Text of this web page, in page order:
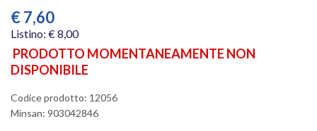
€7,60
Listino: € 8,00
PRODOTTO MOMENTANEAMENTE NON
DISPONIBILE
Codice prodotto: 12056
Minsan: 903042846